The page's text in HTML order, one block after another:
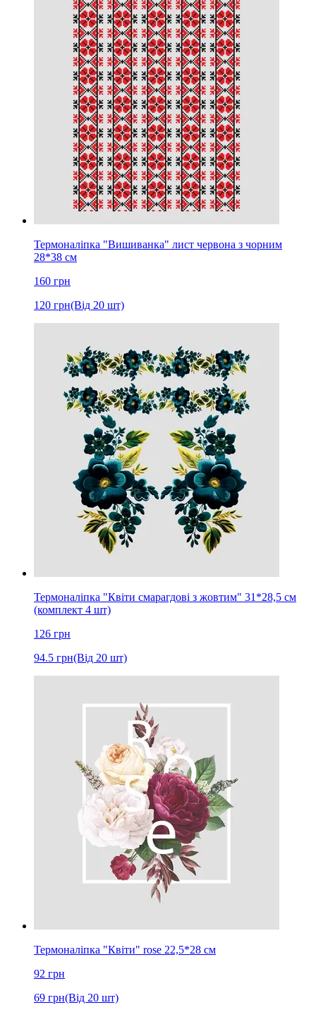
Термоналіпка "Вишиванка" лист червона з чорним
28*38 см
160 грн
120 грн(Від 20 шт)
Термоналіпка "Квіти смарагдові з жовтим" 31*28,5 см
(комплект 4 шт)
126 грн
94.5 грн(Від 20 шт)
Термоналіпка "Квіти" rose 22,5*28 см
92 грн
69 грн(Від 20 шт)